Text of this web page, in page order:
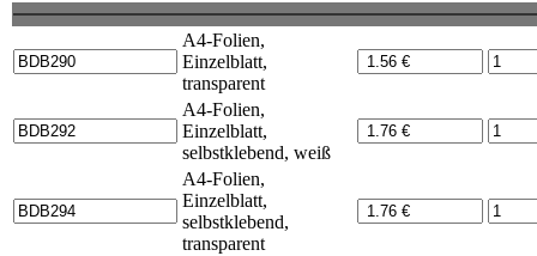
A4-Folien,
Einzelblatt,
transparent
A4-Folien,
Einzelblatt,
selbstklebend, weiß
A4-Folien,
Einzelblatt,
selbstklebend,
transparent